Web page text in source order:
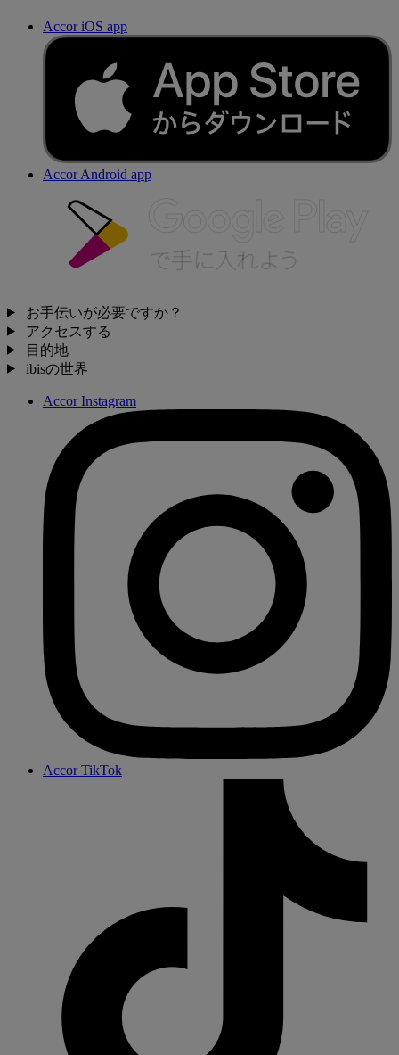
Accor iOS app
Accor Android app
お手伝いが必要ですか？
アクセスする
目的地
ibisの世界
Accor Instagram
Accor TikTok